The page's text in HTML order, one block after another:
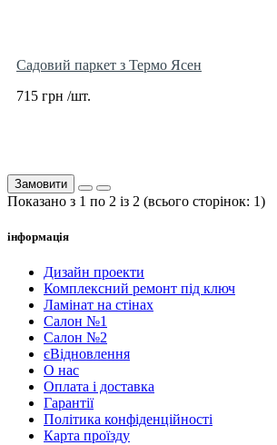
Садовий паркет з Термо Ясен
715 грн /шт.
Замовити
Показано з 1 по 2 із 2 (всього сторінок: 1)
інформація
Дизайн проекти
Комплексний ремонт під ключ
Ламінат на стінах
Салон №1
Салон №2
єВідновлення
О нас
Оплата і доставка
Гарантії
Політика конфіденційності
Карта проїзду